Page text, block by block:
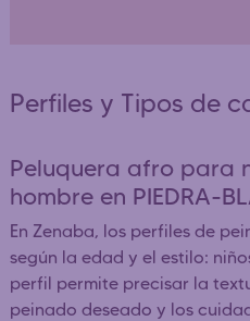
Perfiles y Tipos de
Peluquera afro para
hombre en PIEDRA-
En Zenaba, los perfiles de
según la edad y el estilo:
perfil permite precisar la
peinado deseado y los